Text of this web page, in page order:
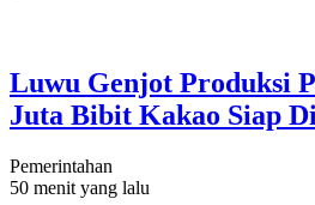
Luwu Genjot Produksi
Juta Bibit Kakao Siap
Pemerintahan
50 menit yang lalu